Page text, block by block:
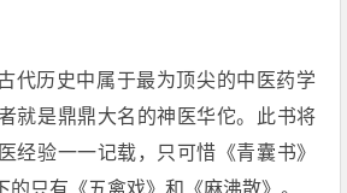
代历史中属于最为顶尖的中医药学
就是鼎鼎大名的神医华佗。此书将
经验一一记载，只可惜《青囊书》
的只有《五禽戏》和《麻沸散》。